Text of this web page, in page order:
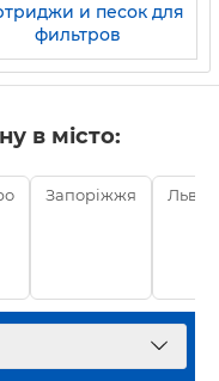
и песок для
фильтров
в місто:
Запоріжжя Львів